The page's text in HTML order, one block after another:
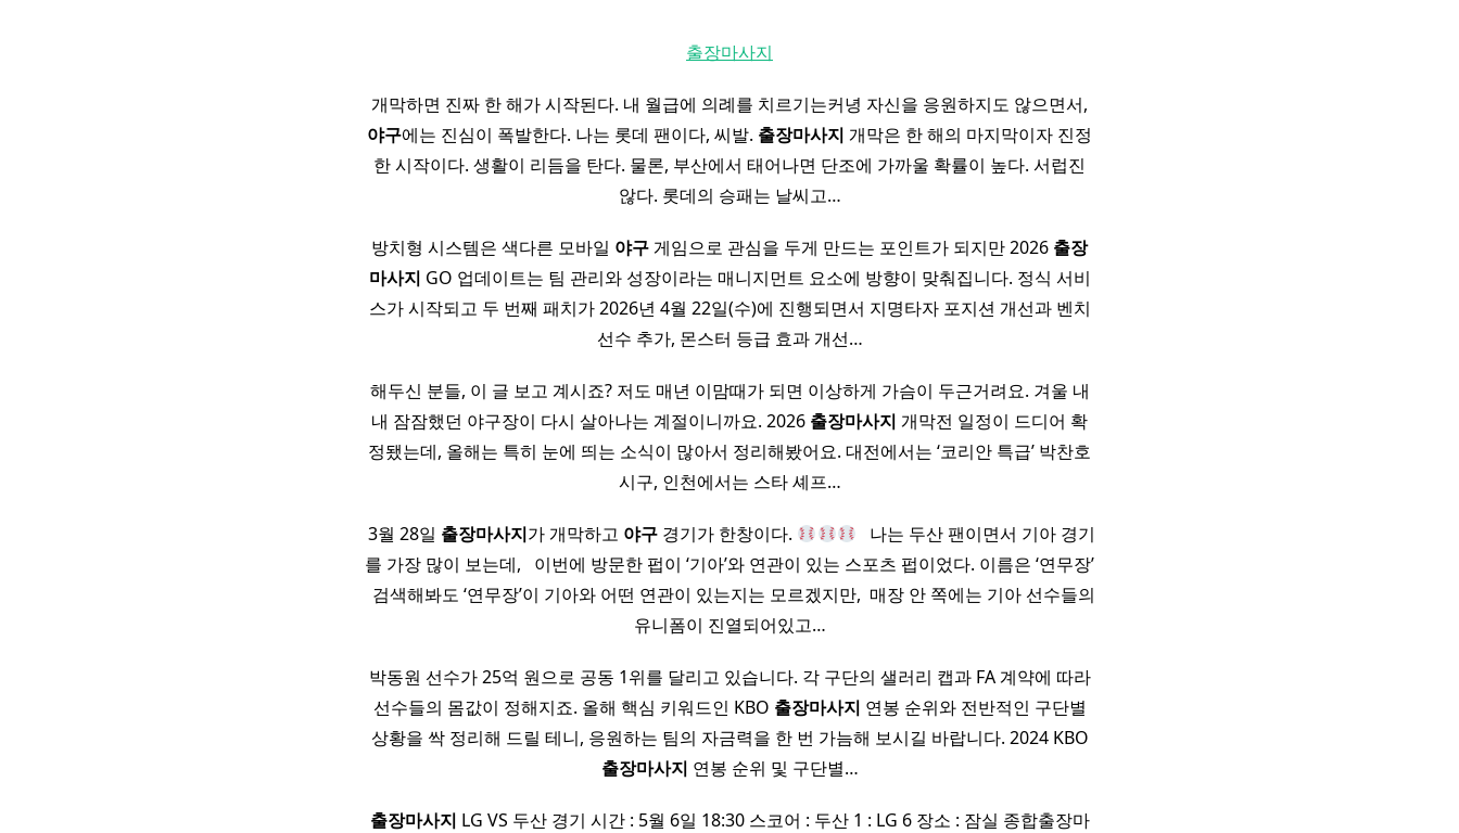
출장마사지
개막하면 진짜 한 해가 시작된다. 내 월급에 의례를 치르기는커녕 자신을 응원하지도 않으면서,
야구에는 진심이 폭발한다. 나는 롯데 팬이다, 씨발. 출장마사지 개막은 한 해의 마지막이자 진정
한 시작이다. 생활이 리듬을 탄다. 물론, 부산에서 태어나면 단조에 가까울 확률이 높다. 서럽진
않다. 롯데의 승패는 날씨고…
방치형 시스템은 색다른 모바일 야구게임으로 관심을 두게 만드는 포인트가 되지만 2026 출장
마사지 GO 업데이트는 팀 관리와 성장이라는 매니지먼트 요소에 방향이 맞춰집니다. 정식 서비
스가 시작되고 두 번째 패치가 2026년 4월 22일(수)에 진행되면서 지명타자 포지션 개선과 벤치
선수 추가, 몬스터 등급 효과 개선…
해두신 분들, 이 글 보고 계시죠? 저도 매년 이맘때가 되면 이상하게 가슴이 두근거려요. 겨울 내
내 잠잠했던 야구장이 다시 살아나는 계절이니까요. 2026 출장마사지 개막전 일정이 드디어 확
정됐는데, 올해는 특히 눈에 띄는 소식이 많아서 정리해봤어요. 대전에서는 ‘코리안 특급’ 박찬호
시구, 인천에서는 스타 셰프…
​ 3월 28일 출장마사지가 개막하고 야구 경기가 한창이다.
​ ​ 나는 두산 팬이면서 기아 경기
를 가장 많이 보는데, ​ ​ 이번에 방문한 펍이 ‘기아’와 연관이 있는 스포츠 펍이었다. 이름은 ‘연무장’
​ ​ 검색해봐도 ‘연무장’​이 기아와 어떤 연관이 있는지는 모르겠지만, ​ 매장 안 쪽에는 기아 선수들의
유니폼이 진열되어있고…
박동원 선수가 25억 원으로 공동 1위를 달리고 있습니다. 각 구단의 샐러리 캡과 FA 계약에 따라
선수들의 몸값이 정해지죠. 올해 핵심 키워드인 KBO 출장마사지 연봉 순위와 전반적인 구단별
상황을 싹 정리해 드릴 테니, 응원하는 팀의 자금력을 한 번 가늠해 보시길 바랍니다. 2024 KBO
출장마사지 연봉 순위 및 구단별…
출장마사지 LG VS 두산 경기 시간 : 5월 6일 18:30 스코어 : 두산 1 : LG 6 장소 : 잠실 종합출장마